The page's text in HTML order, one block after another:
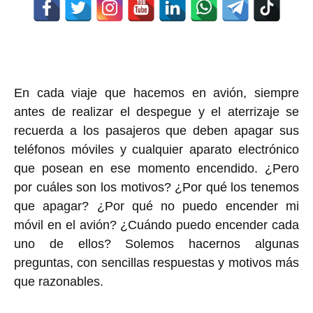
En cada viaje que hacemos en avión, siempre
antes de realizar el despegue y el aterrizaje se
recuerda a los pasajeros que deben apagar sus
teléfonos móviles y cualquier aparato electrónico
que posean en ese momento encendido. ¿Pero
por cuáles son los motivos? ¿Por qué los tenemos
que apagar? ¿Por qué no puedo encender mi
móvil en el avión? ¿Cuándo puedo encender cada
uno de ellos? Solemos hacernos algunas
preguntas, con sencillas respuestas y motivos más
que razonables.